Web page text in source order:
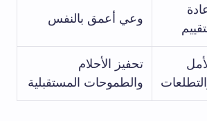
وعي أعمق بالنفس
تحفيز الأحلام
والطموحات المستقبلية